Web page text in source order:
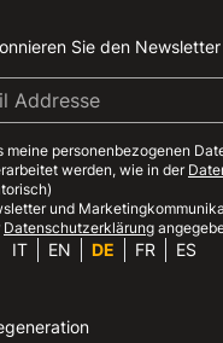
Instagram
Facebook
Linkedin
Youtube
Sie den Newsletter
meine personenbezogenen
werden, wie in der
und
Datenschutzerklärung
IT EN DE FR ES